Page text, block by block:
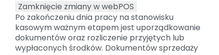
Zamknięcie zmiany w webPOS
Po zakończeniu dnia pracy na stanowisku
kasowym ważnym etapem jest uporządkowanie
dokumentów oraz rozliczenie przyjętych lub
wypłaconych środków. Dokumentów sprzedaży